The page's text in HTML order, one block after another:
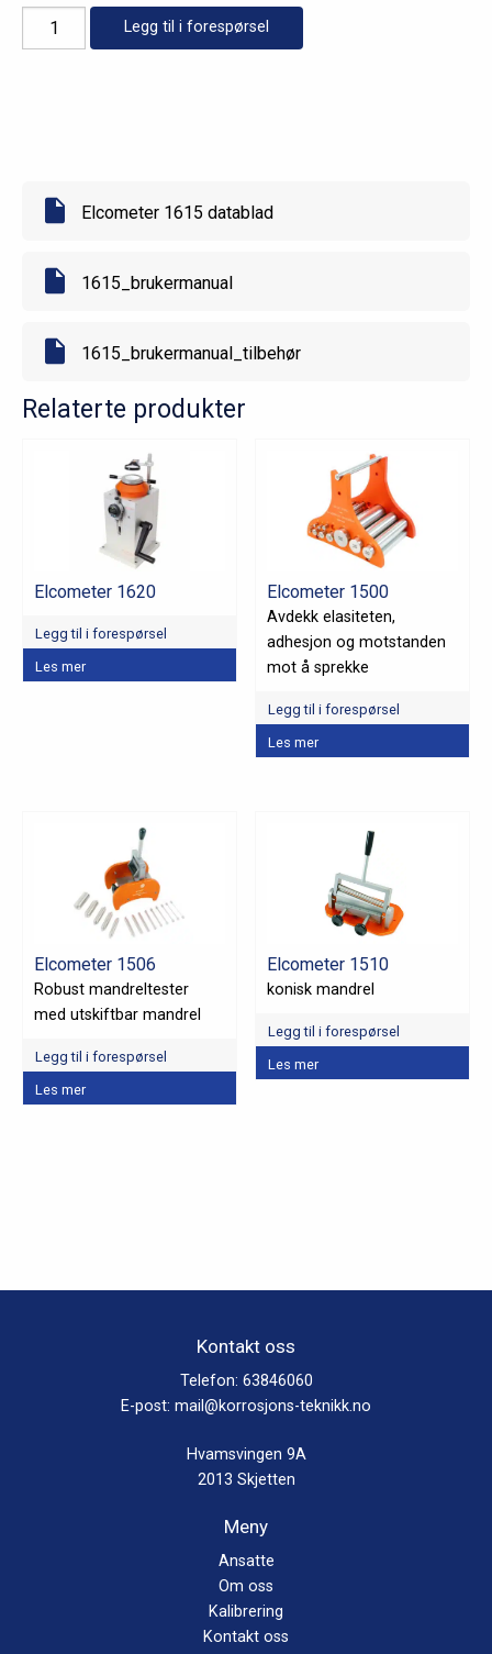
Elcometer
1615
Legg til i forespørsel
Elcometer 1615 datablad
1615_brukermanual
1615_brukermanual_tilbehør
Relaterte produkter
Elcometer 1620
Legg til i forespørsel
Les mer
Elcometer 1500
Avdekk elasiteten,
adhesjon og motstanden
mot å sprekke
Legg til i forespørsel
Les mer
Elcometer 1506
Robust mandreltester
med utskiftbar mandrel
Legg til i forespørsel
Les mer
Elcometer 1510
konisk mandrel
Legg til i forespørsel
Les mer
Kontakt oss
Telefon: 63846060
E-post: mail@korrosjons-teknikk.no
Hvamsvingen 9A
2013 Skjetten
Meny
Ansatte
Om oss
Kalibrering
Kontakt oss